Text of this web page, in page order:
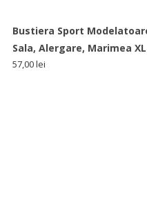
Bustiera Sport
Sala, Alergare, Marimea XL
57,00lei